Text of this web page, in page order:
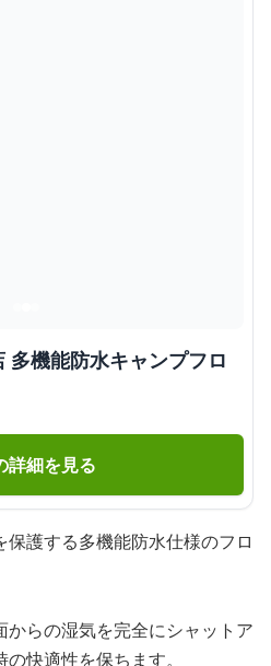
多機能防水キャンプフロ
詳細を見る
護する多機能防水仕様のフロ
らの湿気を完全にシャットア
快適性を保ちます。